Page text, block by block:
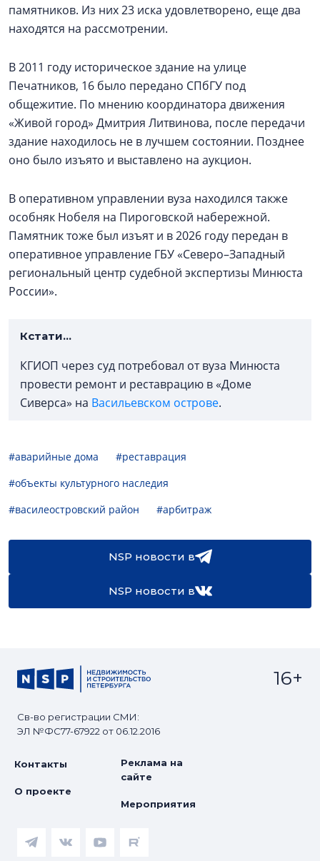
памятников. Из них 23 иска удовлетворено, еще два
находятся на рассмотрении.
В 2011 году историческое здание на улице
Печатников, 16 было передано СПбГУ под
общежитие. По мнению координатора движения
«Живой город» Дмитрия Литвинова, после передачи
здание находилось не в лучшем состоянии. Позднее
оно было изъято и выставлено на аукцион.
В оперативном управлении вуза находился также
особняк Нобеля на Пироговской набережной.
Памятник тоже был изъят и в 2026 году передан в
оперативное управление ГБУ «Северо–Западный
региональный центр судебной экспертизы Минюста
России».
Кстати…
КГИОП через суд потребовал от вуза Минюста
провести ремонт и реставрацию в «Доме
Сиверса» на Васильевском острове.
#аварийные дома
#реставрация
#объекты культурного наследия
#василеостровский район
#арбитраж
NSP новости в
NSP новости в
Св-во регистрации СМИ:
ЭЛ №ФС77-67922 от 06.12.2016
16+
Контакты
О проекте
Реклама на
сайте
Мероприятия